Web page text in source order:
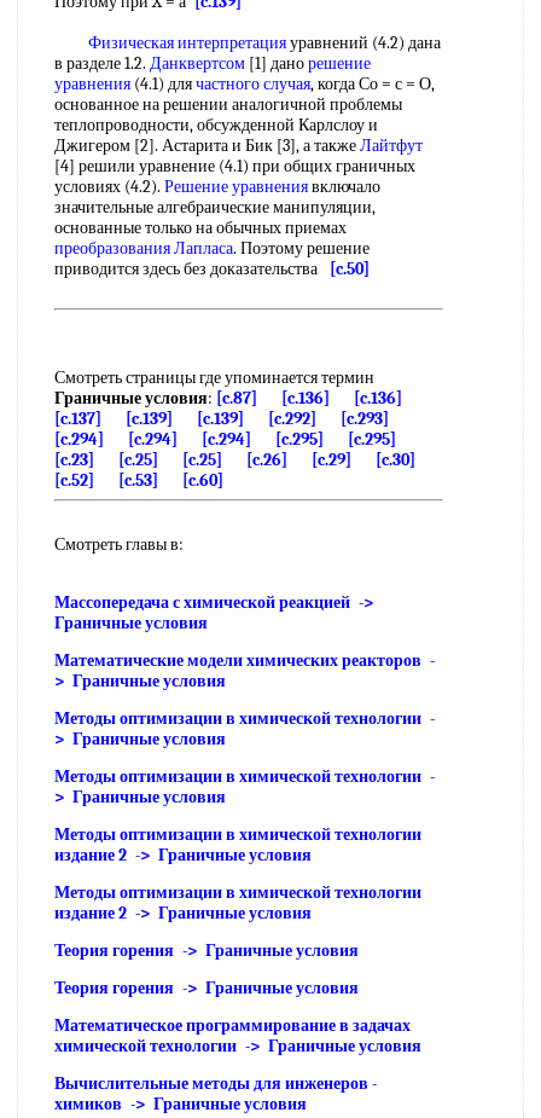
Физическая интерпретацияуравнений (4.2) дана
в разделе 1.2. Данквертсом [1] данорешение
уравнения (4.1) длячастного случая, когда Со = с = О,
основанное на решении аналогичной проблемы
теплопроводности, обсужденной Карлслоу и
Джигером [2]. Астарита и Бик [3], а такжеЛайтфут
[4] решили уравнение (4.1) при общих граничных
условиях (4.2). Решение уравнениявключало
значительные алгебраические манипуляции,
основанные только на обычных приемах
преобразования Лапласа. Поэтому решение
приводится здесь без доказательства
[c.50]
Смотреть страницы где упоминается термин
Граничные условия: [c.87] [c.136]
[c.136]
[c.137]
[c.139] [c.139] [c.292]
[c.293]
[c.294]
[c.294] [c.294] [c.295]
[c.295]
[c.23]
[c.25] [c.25] [c.26] [c.29]
[c.30]
[c.52]
[c.53] [c.60]
Смотреть главы в:
Массопередача с химической реакцией ->
Граничные условия
Математические модели химических реакторов -
> Граничные условия
Методы оптимизации в химической технологии -
> Граничные условия
Методы оптимизации в химической технологии -
> Граничные условия
Методы оптимизации в химической технологии
издание 2 -> Граничные условия
Методы оптимизации в химической технологии
издание 2 -> Граничные условия
Теория горения -> Граничные условия
Теория горения -> Граничные условия
Математическое программирование в задачах
химической технологии -> Граничные условия
Вычислительные методы для инженеров -
химиков -> Граничные условия